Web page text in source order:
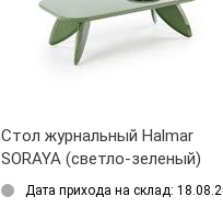
Стол журнальный Halmar
SORAYA (светло-зеленый)
Дата прихода на склад: